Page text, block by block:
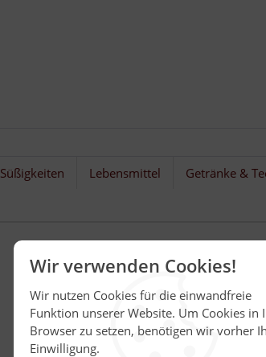
Wir verwenden Cookies!
Wir nutzen Cookies für die einwandfreie
Funktion unserer Website. Um Cookies in
Browser zu setzen, benötigen wir vorher
Einwilligung.
Süßigkeiten Lebensmittel Getränke &